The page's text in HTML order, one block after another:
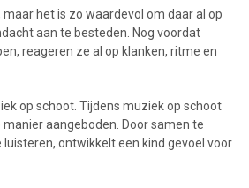
maar het is zo waardevol om daar al op
aan te besteden. Nog voordat
reageren ze al op klanken, ritme en
op schoot. Tijdens muziek op schoot
aangeboden. Door samen te
ontwikkelt een kind gevoel voor